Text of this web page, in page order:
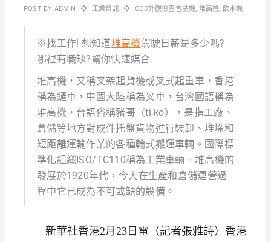
POST BY ADMIN 工業資訊 CCD外觀檢查包裝機, 堆高機, 飲水機
※找工作! 想知道堆高機駕駛日薪是多少嗎?
哪裡有職缺?幫你快速媒合
堆高機，又稱叉架起貨機或叉式起重車，香港
稱為鏟車，中國大陸稱為叉車，台灣國語稱為
堆高機，台語俗稱豬哥（ti-ko），是指工廠、
倉儲等地方對成件托盤貨物進行裝卸、堆垛和
短距離運輸作業的各種輪式搬運車輛。國際標
準化組織ISO/TC110稱為工業車輛。堆高機的
發展於1920年代，今天在生產和倉儲運營過
程中它已成為不可或缺的設備。
新華社香港2月23日電（記者張雅詩）香港